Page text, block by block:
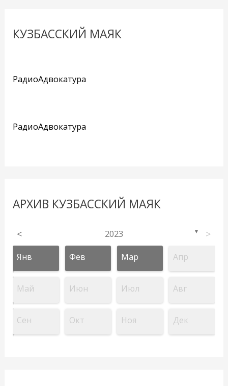
КУЗБАССКИЙ МАЯК
РадиоАдвокатура
РадиоАдвокатура
АРХИВ КУЗБАССКИЙ МАЯК
< 2023 ▼ >
Янв Фев Мар Апр
Май Июн Июл Авг
Сен Окт Ноя Дек